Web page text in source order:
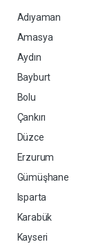
Adıyaman
Amasya
Aydın
Bayburt
Bolu
Çankırı
Düzce
Erzurum
Gümüşhane
Isparta
Karabük
Kayseri